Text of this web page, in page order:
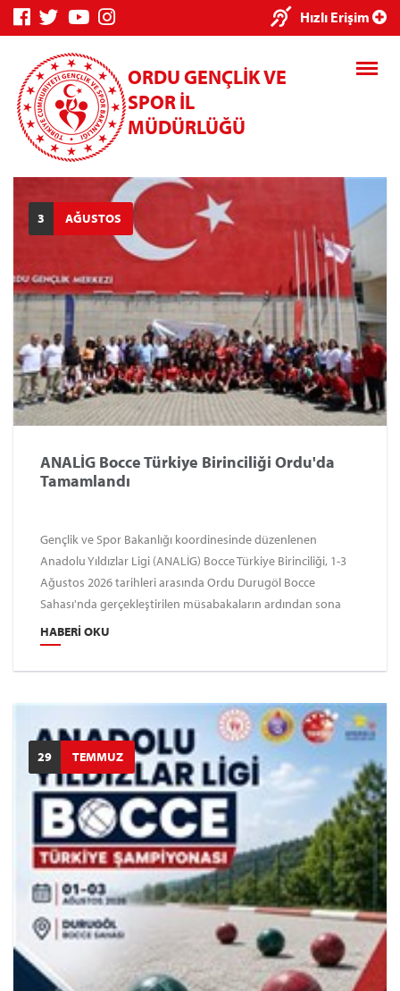
Hızlı Erişim
ORDU GENÇLİK VE
SPOR İL
MÜDÜRLÜĞÜ
3 AĞUSTOS
ANALİG Bocce Türkiye Birinciliği Ordu'da
Tamamlandı
Gençlik ve Spor Bakanlığı koordinesinde düzenlenen
Anadolu Yıldızlar Ligi (ANALİG) Bocce Türkiye Birinciliği, 1-3
Ağustos 2026 tarihleri arasında Ordu Durugöl Bocce
Sahası'nda gerçekleştirilen müsabakaların ardından sona
erdi.
HABERI OKU
29 TEMMUZ
×
Genç Bilgi
Sistemi
Spor Bilgi
Sistemi
Kredi/Yurt
İşlemleri
Kredi/Yurt E-
Ödeme